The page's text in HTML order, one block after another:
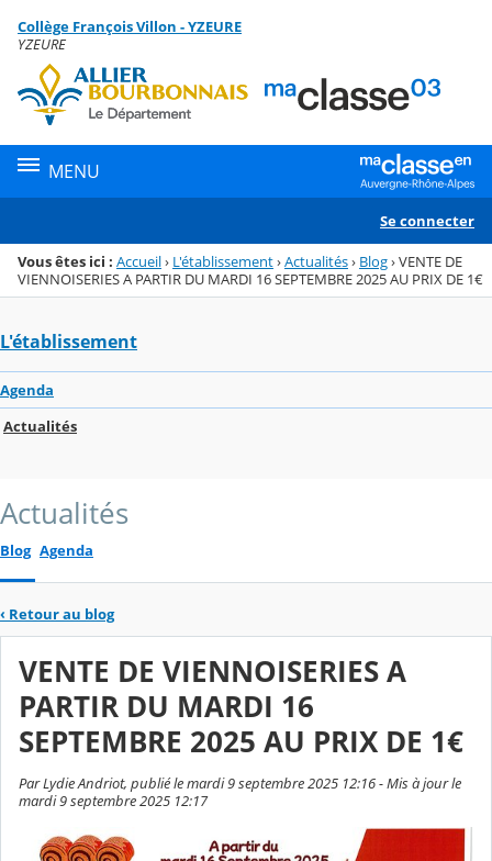
Menu de la rubrique
Contenu
Collège François Villon - YZEURE
YZEURE
MENU
Se connecter
Vous êtes ici : Accueil› L'établissement›Actualités› Blog›VENTE DE
VIENNOISERIES A PARTIR DU MARDI 16 SEPTEMBRE 2025 AU PRIX DE 1€
L'établissement
Agenda
Actualités
Actualités
Blog Agenda
‹ Retour au blog
VENTE DE VIENNOISERIES A
PARTIR DU MARDI 16
SEPTEMBRE 2025 AU PRIX DE 1€
Par Lydie Andriot, publié le mardi 9 septembre 2025 12:16 - Mis à jour le
mardi 9 septembre 2025 12:17